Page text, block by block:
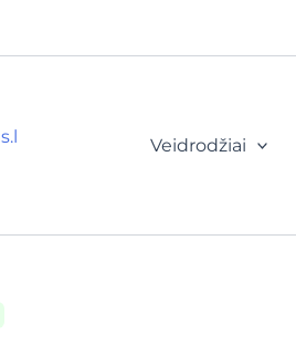
Veidrodžiai